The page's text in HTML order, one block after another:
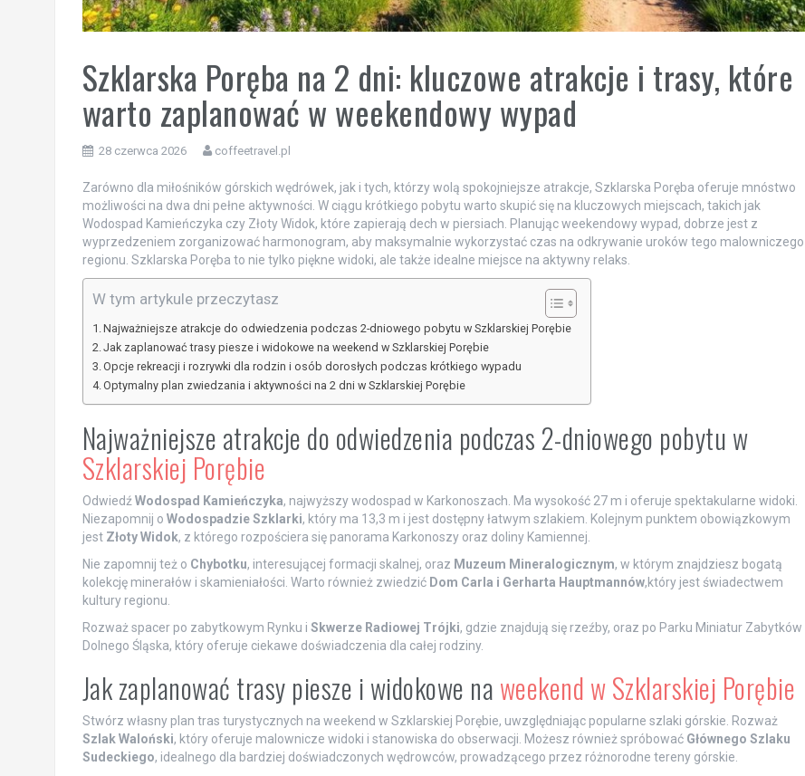
Szklarska Poręba na 2 dni: kluczowe atrakcje i trasy, które
warto zaplanować w weekendowy wypad
28 czerwca 2026 coffeetravel.pl
Zarówno dla miłośników górskich wędrówek, jak i tych, którzy wolą spokojniejsze atrakcje, Szklarska Poręba oferuje mnóstwo
możliwości na dwa dni pełne aktywności. W ciągu krótkiego pobytu warto skupić się na kluczowych miejscach, takich jak
Wodospad Kamieńczyka czy Złoty Widok, które zapierają dech w piersiach. Planując weekendowy wypad, dobrze jest z
wyprzedzeniem zorganizować harmonogram, aby maksymalnie wykorzystać czas na odkrywanie uroków tego malowniczego
regionu. Szklarska Poręba to nie tylko piękne widoki, ale także idealne miejsce na aktywny relaks.
W tym artykule przeczytasz
Najważniejsze atrakcje do odwiedzenia podczas 2-dniowego pobytu w Szklarskiej Porębie
Jak zaplanować trasy piesze i widokowe na weekend w Szklarskiej Porębie
Opcje rekreacji i rozrywki dla rodzin i osób dorosłych podczas krótkiego wypadu
Optymalny plan zwiedzania i aktywności na 2 dni w Szklarskiej Porębie
Najważniejsze atrakcje do odwiedzenia podczas 2-dniowego pobytu w
Szklarskiej Porębie
OdwiedźWodospad Kamieńczyka, najwyższy wodospad w Karkonoszach. Ma wysokość 27 m i oferuje spektakularne widoki.
Niezapomnij o Wodospadzie Szklarki, który ma 13,3 m i jest dostępny łatwym szlakiem. Kolejnym punktem obowiązkowym
jest Złoty Widok, z którego rozpościera się panorama Karkonoszy oraz doliny Kamiennej.
Nie zapomnij też o Chybotku, interesującej formacji skalnej, oraz Muzeum Mineralogicznym, w którym znajdziesz bogatą
kolekcję minerałów i skamieniałości. Warto również zwiedzić Dom Carla i Gerharta Hauptmannów,który jest świadectwem
kultury regionu.
Rozważ spacer po zabytkowym Rynku i Skwerze Radiowej Trójki, gdzie znajdują się rzeźby, oraz po Parku Miniatur Zabytków
Dolnego Śląska, który oferuje ciekawe doświadczenia dla całej rodziny.
Jak zaplanować trasy piesze i widokowe na weekend w Szklarskiej Porębie
Stwórz własny plan tras turystycznych na weekend w Szklarskiej Porębie, uwzględniając popularne szlaki górskie. Rozważ
Szlak Waloński, który oferuje malownicze widoki i stanowiska do obserwacji. Możesz również spróbować Głównego Szlaku
Sudeckiego, idealnego dla bardziej doświadczonych wędrowców, prowadzącego przez różnorodne tereny górskie.